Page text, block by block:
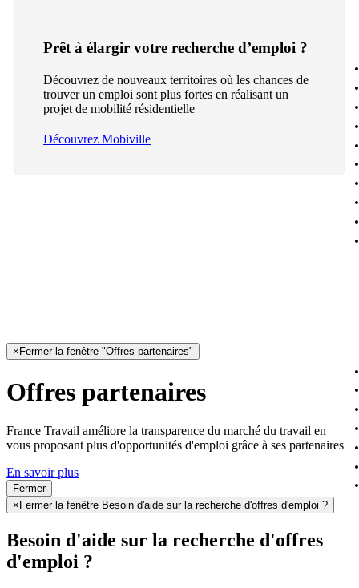
Prêt à élargir votre recherche d’emploi ?
Découvrez de nouveaux territoires où les chances de
trouver un emploi sont plus fortes en réalisant un
projet de mobilité résidentielle
Découvrez Mobiville
× Fermer la fenêtre "Offres partenaires"
Offres partenaires
France Travail améliore la transparence du marché du travail en
vous proposant plus d'opportunités d'emploi grâce à ses partenaires
En savoir plus
Fermer
× Fermer la fenêtre Besoin d'aide sur la recherche d'offres d'emploi ?
Besoin d'aide sur la recherche d'offres
d'emploi ?